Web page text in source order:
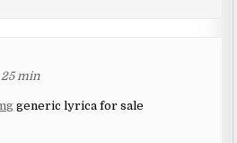
25 min
generic lyrica for sale